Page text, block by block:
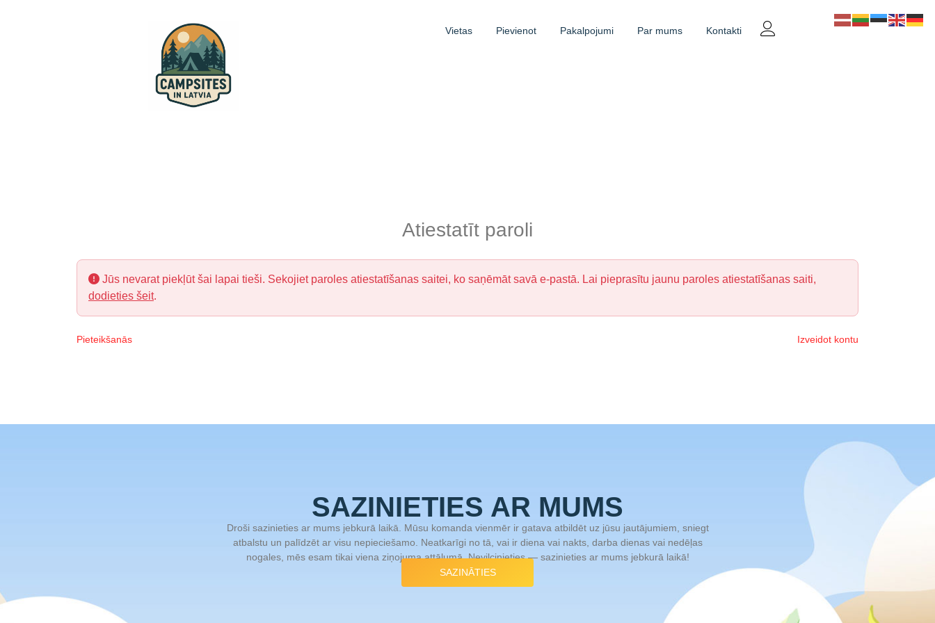
Vietas Pievienot Pakalpojumi Par mums Kontakti
Atiestatīt paroli
Jūs nevarat piekļūt šai lapai tieši. Sekojiet paroles atiestatīšanas saitei, ko saņēmāt savā e-pastā. Lai pieprasītu jaunu paroles atiestatīšanas saiti,
dodieties šeit.
Pieteikšanās Izveidot kontu
SAZINIETIES AR MUMS
Droši sazinieties ar mums jebkurā laikā. Mūsu komanda vienmēr ir gatava atbildēt uz jūsu jautājumiem, sniegt
atbalstu un palīdzēt ar visu nepieciešamo. Neatkarīgi no tā, vai ir diena vai nakts, darba dienas vai nedēļas
nogales, mēs esam tikai viena ziņojuma attālumā. Nevilcinieties — sazinieties ar mums jebkurā laikā!
SAZINĀTIES